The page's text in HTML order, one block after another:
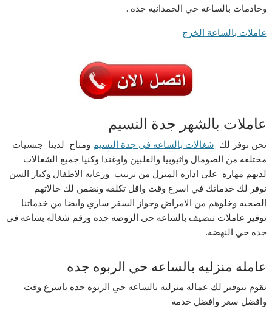
وخادمات بالساعه حي الحمدانيه جده .
عاملات بالساعة الخرج
عاملات بالشهر جدة النسيم
نحن نوفر لك شغالات بالساعه في جدة النسيم ومتاح لدينا جنسيات
مختلفه من الصومال واثيوبيا والفلبين واوغندا وكنيا جميع الشغالات
لديهم مهاره علي اداره المنزل من ترتيب ورعايه الاطفال وكبار السن
نوفر لك خدماتك في اسرع وقت واقل تكلفه ونضمن لك حالاتهم
الصحيه وخلوهم من الامراض وجواز السفر ساري وايضا من خدماتنا
توفير عاملات تنضيف بالساعه حي الروضه جده ورقم شغاله بساعه في
جده حي النهضه.
عامله منزليه بالساعه حي الربوه جده
نقوم بتوفير لك عماله منزليه بالساعه حي الربوه جده باسرع وقت
وافضل سعر وافضل خدمه